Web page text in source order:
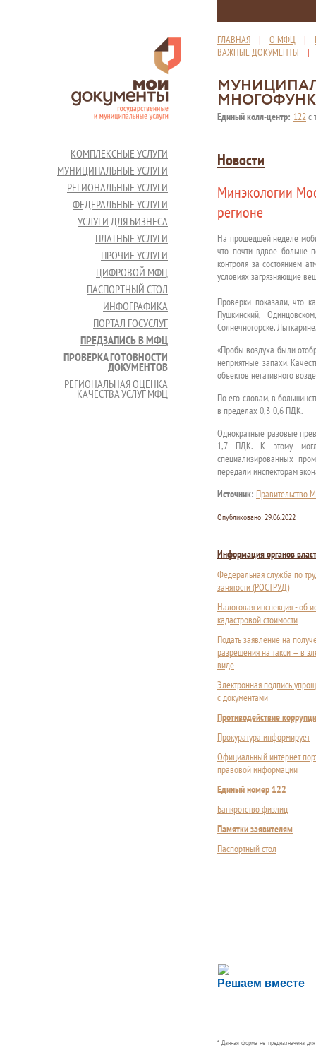
ГЛАВНАЯ | О МФЦ |
ВАЖНЫЕ ДОКУМЕНТЫ
Единый колл-центр: 122с
КОМПЛЕКСНЫЕ УСЛУГИ
МУНИЦИПАЛЬНЫЕ УСЛУГИ
РЕГИОНАЛЬНЫЕ УСЛУГИ
ФЕДЕРАЛЬНЫЕ УСЛУГИ
УСЛУГИ ДЛЯ БИЗНЕСА
ПЛАТНЫЕ УСЛУГИ
ПРОЧИЕ УСЛУГИ
ЦИФРОВОЙ МФЦ
ПАСПОРТНЫЙ СТОЛ
ИНФОГРАФИКА
ПОРТАЛ ГОСУСЛУГ
ПРЕДЗАПИСЬ В МФЦ
ПРОВЕРКА ГОТОВНОСТИ
ДОКУМЕНТОВ
РЕГИОНАЛЬНАЯ ОЦЕНКА
КАЧЕСТВА УСЛУГ МФЦ
Новости
Минэкологии
регионе
На прошедшей неделе
что почти вдвое больше
контроля за состоянием
условиях загрязняющие
Проверки показали, что
Пушкинский,
Солнечногорске,
«Пробы воздуха были
неприятные запахи.
объектов негативного
По его словам, в
в пределах 0,3-0,6 ПДК.
Однократные разовые
1,7 ПДК. К этому
специализированных
передали инспекторам
Источник: Правительство
Опубликовано: 29.06.2022
Информация органов
Федеральная служба по
занятости (РОСТРУД)
Налоговая инспекция - об
кадастровой стоимости
Подать заявление на
разрешения на такси — в
виде
Электронная подпись
с документами
Противодействие
Прокуратура информирует
Официальный интернет-
правовой информации
Единый номер 122
Банкротство физлиц
Памятки заявителям
Паспортный стол
Решаем вместе
Сложности с
Сообщите об этом
* Данная форма не предназначена